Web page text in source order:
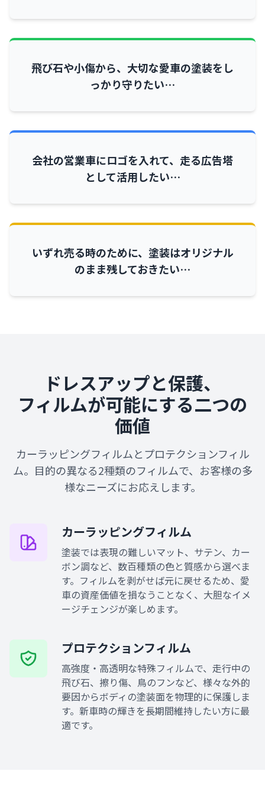
飛び石や小傷から、大切な愛車の塗装をし
っかり守りたい…
会社の営業車にロゴを入れて、走る広告塔
として活用したい…
いずれ売る時のために、塗装はオリジナル
のまま残しておきたい…
ドレスアップと保護、
フィルムが可能にする二つの
価値
カーラッピングフィルムとプロテクションフィル
ム。目的の異なる2種類のフィルムで、お客様の多
様なニーズにお応えします。
カーラッピングフィルム
塗装では表現の難しいマット、サテン、カー
ボン調など、数百種類の色と質感から選べま
す。フィルムを剥がせば元に戻せるため、愛
車の資産価値を損なうことなく、大胆なイメ
ージチェンジが楽しめます。
プロテクションフィルム
高強度・高透明な特殊フィルムで、走行中の
飛び石、擦り傷、鳥のフンなど、様々な外的
要因からボディの塗装面を物理的に保護しま
す。新車時の輝きを長期間維持したい方に最
適です。